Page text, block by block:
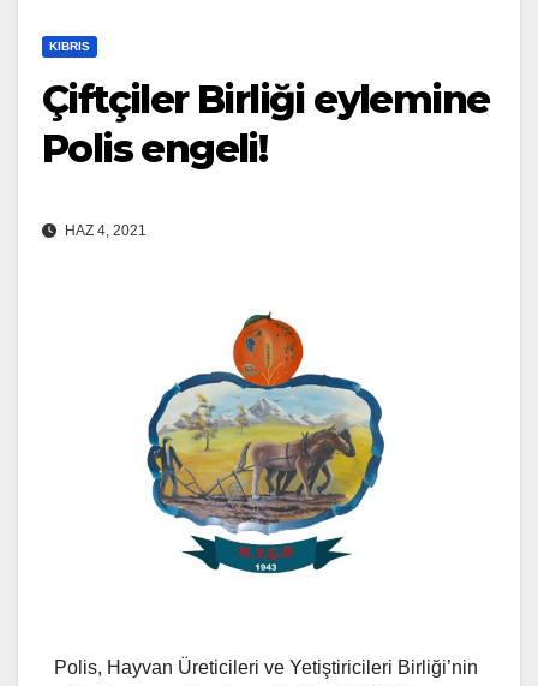
KIBRIS
Çiftçiler Birliği eylemine
Polis engeli!
HAZ 4, 2021
Polis, Hayvan Üreticileri ve Yetiştiricileri Birliği’nin